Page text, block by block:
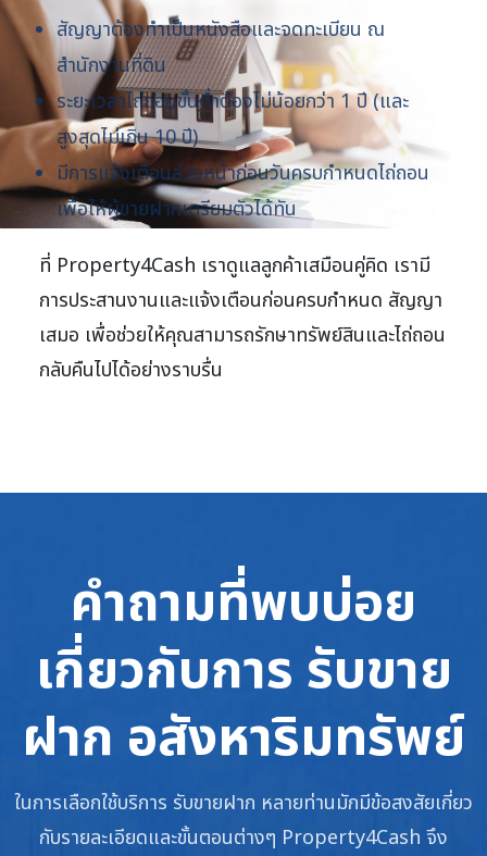
สัญญาต้องทำเป็นหนังสือและจดทะเบียน ณ
สำนักงานที่ดิน
ระยะเวลาไถ่ถอนขั้นต่ำต้องไม่น้อยกว่า 1 ปี (และ
สูงสุดไม่เกิน 10 ปี)
มีการแจ้งเตือนล่วงหน้าก่อนวันครบกำหนดไถ่ถอน
เพื่อให้ผู้ขายฝากเตรียมตัวได้ทัน
ที่ Property4Cash เราดูแลลูกค้าเสมือนคู่คิด เรามี
การประสานงานและแจ้งเตือนก่อนครบกำหนด สัญญา
เสมอ เพื่อช่วยให้คุณสามารถรักษาทรัพย์สินและไถ่ถอน
กลับคืนไปได้อย่างราบรื่น
คำถามที่พบบ่อย
เกี่ยวกับการ รับขาย
ฝาก อสังหาริมทรัพย์
ในการเลือกใช้บริการ รับขายฝาก หลายท่านมักมีข้อสงสัยเกี่ยว
กับรายละเอียดและขั้นตอนต่างๆ Property4Cash จึง